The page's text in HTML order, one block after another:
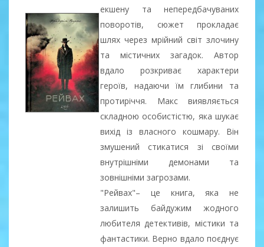
екшену та непередбачуваних
поворотів, сюжет прокладає
шлях через мрійний світ злочину
та містичних загадок. Автор
вдало розкриває характери
героїв, надаючи їм глибини та
протиріччя. Макс виявляється
складною особистістю, яка шукає
вихід із власного кошмару. Він
змушений стикатися зі своїми
внутрішніми демонами та
зовнішніми загрозами.
"Рейвах"– це книга, яка не
залишить байдужим жодного
любителя детективів, містики та
фантастики. Верно вдало поєднує